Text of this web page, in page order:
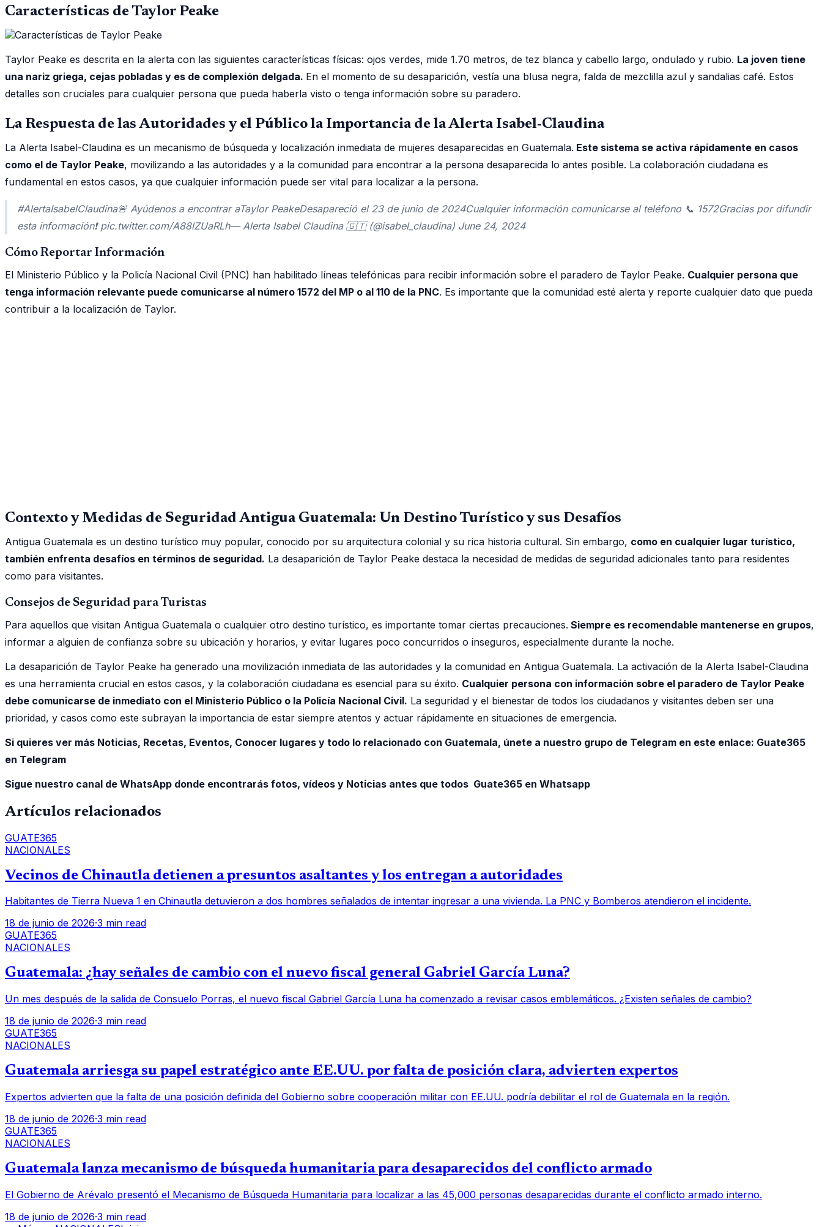
Características de Taylor Peake
Taylor Peake es descrita en la alerta con las siguientes características físicas: ojos verdes, mide 1.70 metros, de tez blanca y cabello largo, ondulado y rubio. La joven tiene
una nariz griega, cejas pobladas y es de complexión delgada. En el momento de su desaparición, vestía una blusa negra, falda de mezclilla azul y sandalias café. Estos
detalles son cruciales para cualquier persona que pueda haberla visto o tenga información sobre su paradero.
La Respuesta de las Autoridades y el Público la Importancia de la Alerta Isabel-Claudina
La Alerta Isabel-Claudina es un mecanismo de búsqueda y localización inmediata de mujeres desaparecidas en Guatemala. Este sistema se activa rápidamente en casos
como el de Taylor Peake, movilizando a las autoridades y a la comunidad para encontrar a la persona desaparecida lo antes posible. La colaboración ciudadana es
fundamental en estos casos, ya que cualquier información puede ser vital para localizar a la persona.
#AlertaIsabelClaudina🚨 Ayúdenos a encontrar aTaylor PeakeDesapareció el 23 de junio de 2024Cualquier información comunicarse al teléfono 📞 1572Gracias por difundir
esta información❗ pic.twitter.com/A88lZUaRLh— Alerta Isabel Claudina 🇬🇹 (@isabel_claudina) June 24, 2024
Cómo Reportar Información
El Ministerio Público y la Policía Nacional Civil (PNC) han habilitado líneas telefónicas para recibir información sobre el paradero de Taylor Peake. Cualquier persona que
tenga información relevante puede comunicarse al número 1572 del MP o al 110 de la PNC. Es importante que la comunidad esté alerta y reporte cualquier dato que pueda
contribuir a la localización de Taylor.
Contexto y Medidas de Seguridad Antigua Guatemala: Un Destino Turístico y sus Desafíos
Antigua Guatemala es un destino turístico muy popular, conocido por su arquitectura colonial y su rica historia cultural. Sin embargo, como en cualquier lugar turístico,
también enfrenta desafíos en términos de seguridad. La desaparición de Taylor Peake destaca la necesidad de medidas de seguridad adicionales tanto para residentes
como para visitantes.
Consejos de Seguridad para Turistas
Para aquellos que visitan Antigua Guatemala o cualquier otro destino turístico, es importante tomar ciertas precauciones. Siempre es recomendable mantenerse en grupos,
informar a alguien de confianza sobre su ubicación y horarios, y evitar lugares poco concurridos o inseguros, especialmente durante la noche.
La desaparición de Taylor Peake ha generado una movilización inmediata de las autoridades y la comunidad en Antigua Guatemala. La activación de la Alerta Isabel-Claudina
es una herramienta crucial en estos casos, y la colaboración ciudadana es esencial para su éxito. Cualquier persona con información sobre el paradero de Taylor Peake
debe comunicarse de inmediato con el Ministerio Público o la Policía Nacional Civil. La seguridad y el bienestar de todos los ciudadanos y visitantes deben ser una
prioridad, y casos como este subrayan la importancia de estar siempre atentos y actuar rápidamente en situaciones de emergencia.
Si quieres ver más Noticias, Recetas, Eventos, Conocer lugares y todo lo relacionado con Guatemala, únete a nuestro grupo de Telegram en este enlace: Guate365
en Telegram
Sigue nuestro canal de WhatsApp donde encontrarás fotos, vídeos y Noticias antes que todos Guate365 en Whatsapp
Artículos relacionados
GUATE365
NACIONALES
Vecinos de Chinautla detienen a presuntos asaltantes y los entregan a autoridades
Habitantes de Tierra Nueva 1 en Chinautla detuvieron a dos hombres señalados de intentar ingresar a una vivienda. La PNC y Bomberos atendieron el incidente.
18 de junio de 2026·3 min read
GUATE365
NACIONALES
Guatemala: ¿hay señales de cambio con el nuevo fiscal general Gabriel García Luna?
Un mes después de la salida de Consuelo Porras, el nuevo fiscal Gabriel García Luna ha comenzado a revisar casos emblemáticos. ¿Existen señales de cambio?
18 de junio de 2026·3 min read
GUATE365
NACIONALES
Guatemala arriesga su papel estratégico ante EE.UU. por falta de posición clara, advierten expertos
Expertos advierten que la falta de una posición definida del Gobierno sobre cooperación militar con EE.UU. podría debilitar el rol de Guatemala en la región.
18 de junio de 2026·3 min read
GUATE365
NACIONALES
Guatemala lanza mecanismo de búsqueda humanitaria para desaparecidos del conflicto armado
El Gobierno de Arévalo presentó el Mecanismo de Búsqueda Humanitaria para localizar a las 45,000 personas desaparecidas durante el conflicto armado interno.
18 de junio de 2026·3 min read